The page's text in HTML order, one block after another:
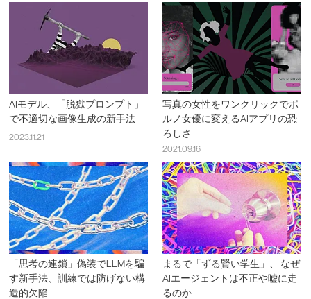
AIモデル、「脱獄プロンプト」
で不適切な画像生成の新手法
2023.11.21
写真の女性をワンクリックでポ
ルノ女優に変えるAIアプリの恐
ろしさ
2021.09.16
「思考の連鎖」偽装でLLMを騙
す新手法、訓練では防げない構
造的欠陥
まるで「ずる賢い学生」、 なぜ
AIエージェントは不正や嘘に走
るのか